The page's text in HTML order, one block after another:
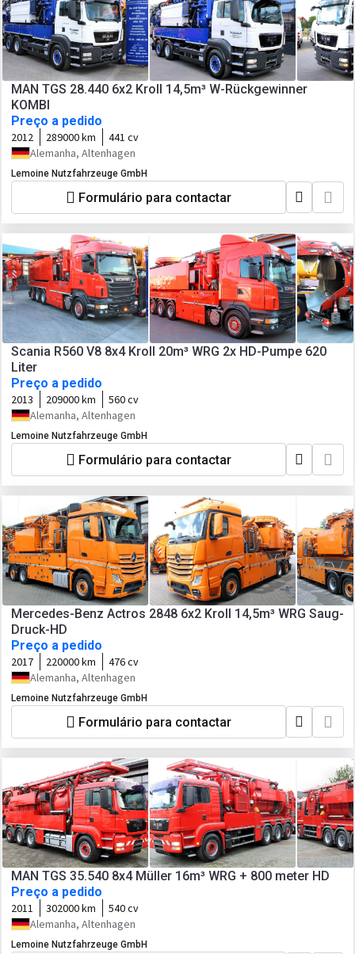
MAN TGS 28.440 6x2 Kroll 14,5m³ W-Rückgewinner
KOMBI
Preço a pedido
2012 289000 km
441 cv
Alemanha, Altenhagen
Lemoine Nutzfahrzeuge GmbH
Formulário para contactar
Scania R560 V8 8x4 Kroll 20m³ WRG 2x HD-Pumpe 620
Liter
Preço a pedido
2013 209000 km
560 cv
Alemanha, Altenhagen
Lemoine Nutzfahrzeuge GmbH
Formulário para contactar
Mercedes-Benz Actros 2848 6x2 Kroll 14,5m³ WRG Saug-
Druck-HD
Preço a pedido
2017 220000 km
476 cv
Alemanha, Altenhagen
Lemoine Nutzfahrzeuge GmbH
Formulário para contactar
MAN TGS 35.540 8x4 Müller 16m³ WRG + 800 meter HD
Preço a pedido
2011 302000 km
540 cv
Alemanha, Altenhagen
Lemoine Nutzfahrzeuge GmbH